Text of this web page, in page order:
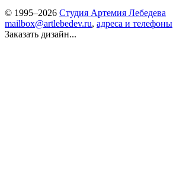
© 1995–2026 Студия Артемия Лебедева
mailbox@artlebedev.ru, адреса и телефоны
Заказать дизайн...